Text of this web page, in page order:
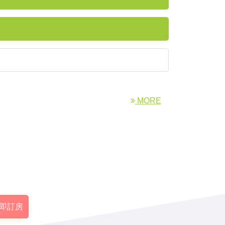
MORE
訂房